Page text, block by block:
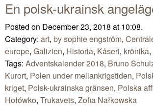
En polsk-ukrainsk
Posted on December 23, 2018 at 10:08.
Category: art, by sophie engström,
europe, Galizien, Historia, Kåseri, krönika,
Tags: Adventskalender 2018, Bruno
Kurort, Polen under mellankrigstiden,
kriget, Polsk-ukrainska gränsen, Polska
Hołówko, Trukavets, Zofia Nałkowska